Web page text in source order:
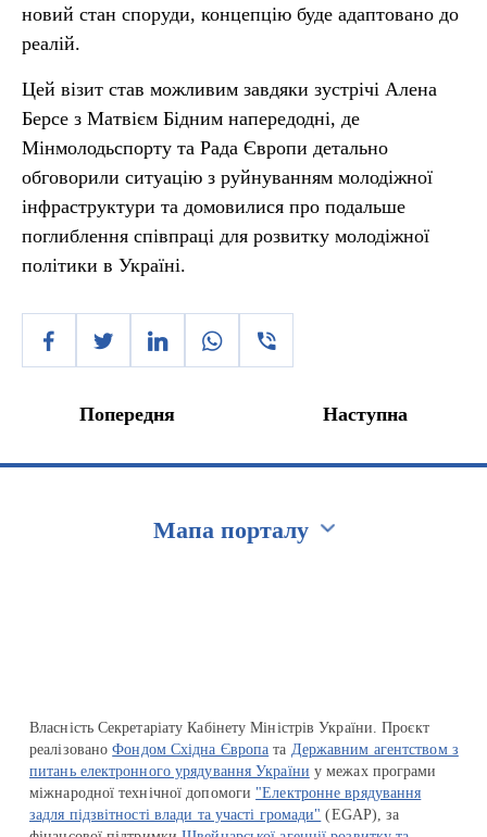
новий стан споруди, концепцію буде адаптовано до
реалій.
Цей візит став можливим завдяки зустрічі Алена
Берсе з Матвієм Бідним напередодні, де
Мінмолодьспорту та Рада Європи детально
обговорили ситуацію з руйнуванням молодіжної
інфраструктури та домовилися про подальше
поглиблення співпраці для розвитку молодіжної
політики в Україні.
Попередня Наступна
Мапа порталу
Власність Секретаріату Кабінету Міністрів України. Проєкт
реалізованоФондом Східна Європа та Державним агентством з
питань електронного урядування України у межах програми
міжнародної технічної допомоги "Електронне врядування
задля підзвітності влади та участі громади" (EGAP), за